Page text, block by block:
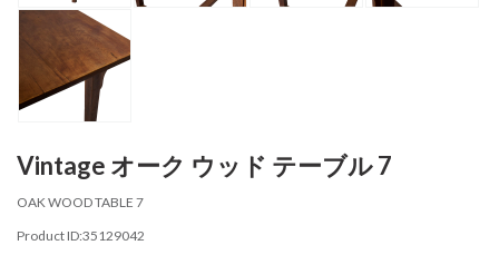
Vintage オーク ウッド テーブル 7
OAK WOOD TABLE 7
Product ID:35129042